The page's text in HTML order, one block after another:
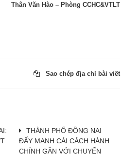
Thân Văn Hào – Phòng CCHC&VTLT
Sao chép địa chỉ bài viết
THÀNH PHỐ ĐỒNG NAI
ĐẨY MẠNH CẢI CÁCH HÀNH
CHÍNH GẮN VỚI CHUYỂN